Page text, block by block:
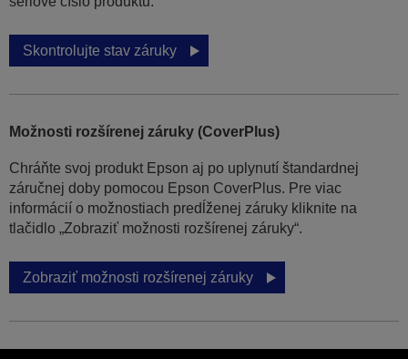
Skontrolujte stav záruky
Možnosti rozšírenej záruky (CoverPlus)
Chráňte svoj produkt Epson aj po uplynutí štandardnej
záručnej doby pomocou Epson CoverPlus. Pre viac
informácií o možnostiach predĺženej záruky kliknite na
tlačidlo „Zobraziť možnosti rozšírenej záruky“.
Zobraziť možnosti rozšírenej záruky